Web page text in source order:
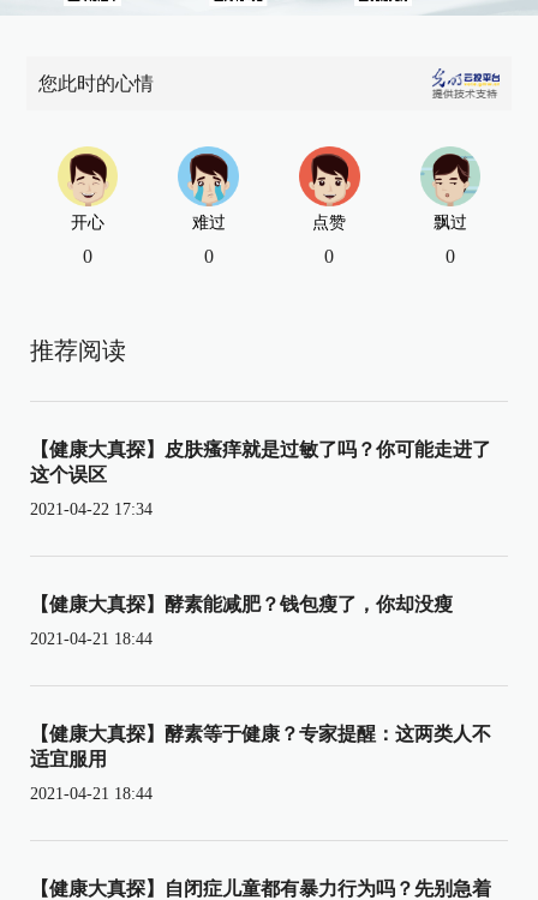
您此时的心情
开心
0
难过
0
点赞
0
飘过
0
推荐阅读
【健康大真探】皮肤瘙痒就是过敏了吗？你可能走进了
这个误区
2021-04-22 17:34
【健康大真探】酵素能减肥？钱包瘦了，你却没瘦
2021-04-21 18:44
【健康大真探】酵素等于健康？专家提醒：这两类人不
适宜服用
2021-04-21 18:44
【健康大真探】自闭症儿童都有暴力行为吗？先别急着